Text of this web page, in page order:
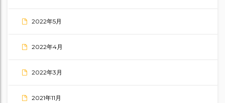
2022年5月
2022年4月
2022年3月
2021年11月